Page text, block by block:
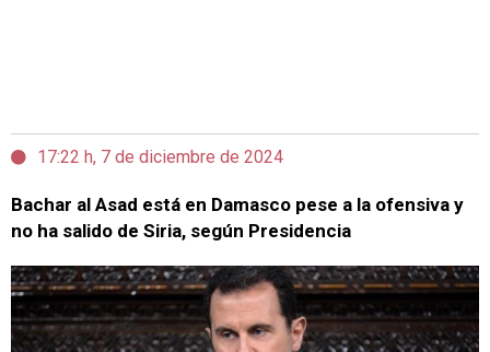
17:22 h, 7 de diciembre de 2024
Bachar al Asad está en Damasco pese a la ofensiva y
no ha salido de Siria, según Presidencia